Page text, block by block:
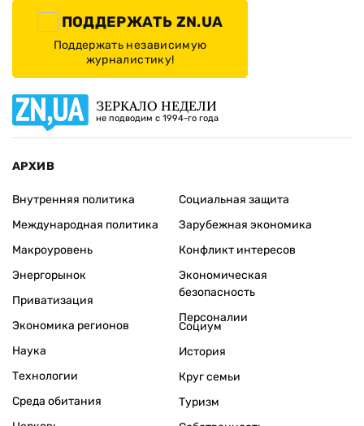
ПОДДЕРЖАТЬ ZN.UA
Поддержать независимую
журналистику!
ЗЕРКАЛО НЕДЕЛИ
не подводим с 1994-го года
АРХИВ
Внутренняя политика
Международная политика
Макроуровень
Энергорынок
Приватизация
Экономика регионов
Социальная защита
Зарубежная экономика
Конфликт интересов
Экономическая
безопасность
Персоналии
Наука
Технологии
Среда обитания
Социум
История
Круг семьи
Туризм